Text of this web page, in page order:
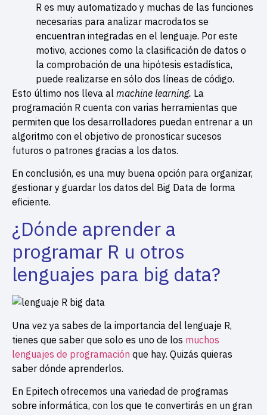
R es muy automatizado y muchas de las funciones
necesarias para analizar macrodatos se
encuentran integradas en el lenguaje. Por este
motivo, acciones como la clasificación de datos o
la comprobación de una hipótesis estadística,
puede realizarse en sólo dos líneas de código.
Esto último nos lleva al machine learning. La
programación R cuenta con varias herramientas que
permiten que los desarrolladores puedan entrenar a un
algoritmo con el objetivo de pronosticar sucesos
futuros o patrones gracias a los datos.
En conclusión, es una muy buena opción para organizar,
gestionar y guardar los datos del Big Data de forma
eficiente.
¿Dónde aprender a
programar R u otros
lenguajes para big data?
Una vez ya sabes de la importancia del lenguaje R,
tienes que saber que solo es uno de los muchos
lenguajes de programación que hay. Quizás quieras
saber dónde aprenderlos.
En Epitech ofrecemos una variedad de programas
sobre informática, con los que te convertirás en un gran